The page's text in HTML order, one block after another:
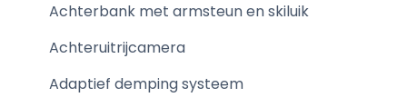
Achterbank met armsteun en skiluik
Achteruitrijcamera
Adaptief demping systeem